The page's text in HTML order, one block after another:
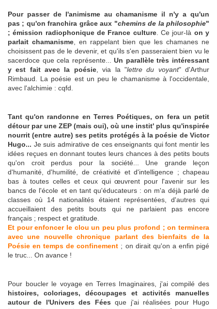
Pour passer de l'animisme au chamanisme il n'y a qu'un
pas ; qu'on franchira grâce aux "chemins de la philosophie"
; émission radiophonique de France culture. Ce jour-là on y
parlait chamanisme , en rappelant bien que les chamanes ne
choisissent pas de le devenir, et qu'ils s'en passeraient bien vu le
sacerdoce que cela représente...Un parallèle très intéressant
y est fait avec la poésie, via la "lettre du voyant" d'Arthur
Rimbaud. La poésie est un peu le chamanisme à l'occidentale,
avec l'alchimie : cqfd.
Tant qu'on randonne en Terres Poétiques, on fera un petit
détour par une ZEP (mais oui), où une instit' plus qu'inspirée
nourrit (entre autre) ses petits protégés à la poésie de Victor
Hugo... Je suis admirative de ces enseignants qui font mentir les
idées reçues en donnant toutes leurs chances à des petits bouts
qu'on croit perdus pour la société... Une grande leçon
d'humanité, d'humilité, de créativité et d'intelligence ; chapeau
bas à toutes celles et ceux qui œuvrent pour l'avenir sur les
bancs de l'école et en tant qu'éducateurs : on m'a déjà parlé de
classes où 14 nationalités étaient représentées, d'autres qui
accueillaient des petits bouts qui ne parlaient pas encore
français ; respect et gratitude.
Et pour enfoncer le clou un peu plus profond ; on terminera
avec une nouvelle chronique parlant des bienfaits de la
Poésie en temps de confinement ; on dirait qu'on a enfin pigé
le truc... On avance !
Pour boucler le voyage en Terres Imaginaires, j'ai compilé des
histoires, coloriages, découpages et activités manuelles
autour de l'Univers des Fées que j'ai réalisées pour Hugo